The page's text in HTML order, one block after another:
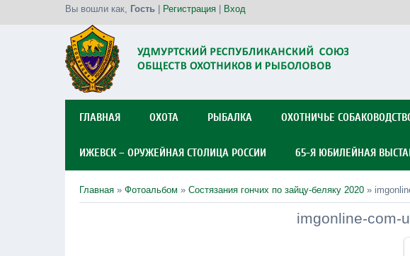
Вы вошли как, Гость Регистрация Вход
ГЛАВНАЯ ОХОТА РЫБАЛКА ОХОТНИЧЬЕ
ИЖЕВСК – ОРУЖЕЙНАЯ СТОЛИЦА РОССИИ 65-Я ЮБИЛЕЙНАЯ
Главная » Фотоальбом » Состязания гончих по зайцу-беляку 2020 »
imgonline-com-